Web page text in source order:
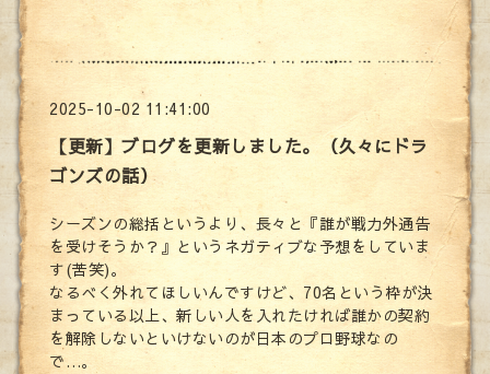
2025-10-02 11:41:00
【更新】ブログを更新しました。（久々にドラ
ゴンズの話）
シーズンの総括というより、長々と『誰が戦力外通告
を受けそうか？』というネガティブな予想をしていま
す(苦笑)。
なるべく外れてほしいんですけど、70名という枠が決
まっている以上、新しい人を入れたければ誰かの契約
を解除しないといけないのが日本のプロ野球なの
で…。